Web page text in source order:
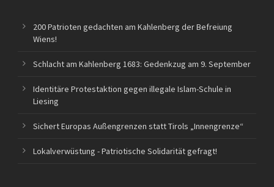
200 Patrioten gedachten am Kahlenberg der Befreiung
Wiens!
Schlacht am Kahlenberg 1683: Gedenkzug am 9. September
Identitäre Protestaktion gegen illegale Islam-Schule in
Liesing
Sichert Europas Außengrenzen statt Tirols „Innengrenze“
Lokalverwüstung - Patriotische Solidarität gefragt!